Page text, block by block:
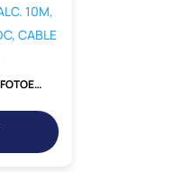
BEN10M-TDT, SENSOR FOTOELECTRICO TIPO BARRERA EMISOR-RECEPTOR, ALC. 10M, NPN/PNP NA, 12-24VDC, CABLE 2MT, IP50